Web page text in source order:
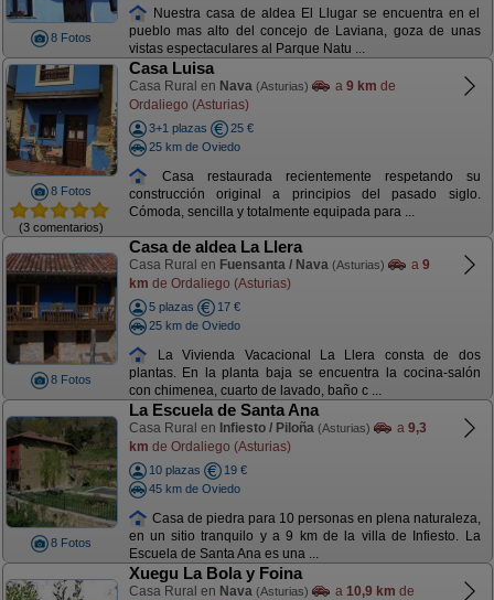
8 Fotos
Nuestra casa de aldea El Llugar se encuentra en el
pueblo mas alto del concejo de Laviana, goza de unas
vistas espectaculares al Parque Natu ...
8 Fotos
(3 comentarios)
Casa Luisa
Casa Rural en Nava (Asturias) a 9 km de
Ordaliego (Asturias)
3+1 plazas
25 €
25 km de Oviedo
Casa restaurada recientemente respetando su
construcción original a principios del pasado siglo.
Cómoda, sencilla y totalmente equipada para ...
8 Fotos
Casa de aldea La Llera
Casa Rural en Fuensanta / Nava (Asturias) a 9
km de Ordaliego (Asturias)
5 plazas
17 €
25 km de Oviedo
La Vivienda Vacacional La Llera consta de dos
plantas. En la planta baja se encuentra la cocina-salón
con chimenea, cuarto de lavado, baño c ...
8 Fotos
La Escuela de Santa Ana
Casa Rural en Infiesto / Piloña (Asturias) a 9,3
km de Ordaliego (Asturias)
10 plazas
19 €
45 km de Oviedo
Casa de piedra para 10 personas en plena naturaleza,
en un sitio tranquilo y a 9 km de la villa de Infiesto. La
Escuela de Santa Ana es una ...
Xuegu La Bola y Foina
Casa Rural en Nava (Asturias) a 10,9 km de